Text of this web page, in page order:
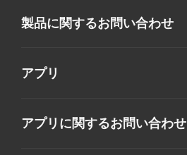
製品に関するお問い合わせ
アプリ
アプリに関するお問い合わせ